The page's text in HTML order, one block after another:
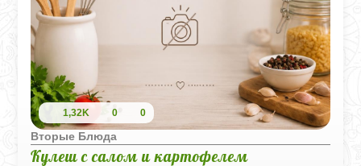
1,32K 0 0
Вторые Блюда
Кулеш с салом и картофелем